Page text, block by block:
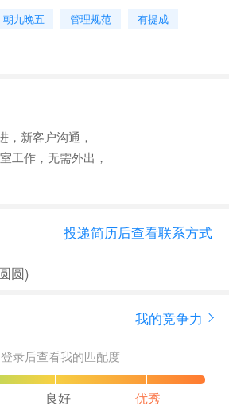
朝九晚五 管理规范
有提成
，新客户沟通，
工作，无需外出，
投递简历后查看联系方式
圆)
我的竞争力
登录后查看我的匹配度
良好 优秀